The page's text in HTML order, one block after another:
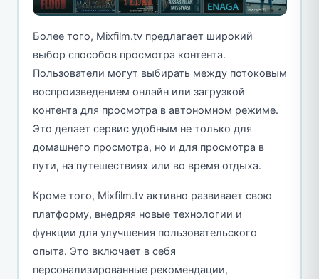
Более того, Mixfilm.tv предлагает широкий
выбор способов просмотра контента.
Пользователи могут выбирать между потоковым
воспроизведением онлайн или загрузкой
контента для просмотра в автономном режиме.
Это делает сервис удобным не только для
домашнего просмотра, но и для просмотра в
пути, на путешествиях или во время отдыха.
Кроме того, Mixfilm.tv активно развивает свою
платформу, внедряя новые технологии и
функции для улучшения пользовательского
опыта. Это включает в себя
персонализированные рекомендации,